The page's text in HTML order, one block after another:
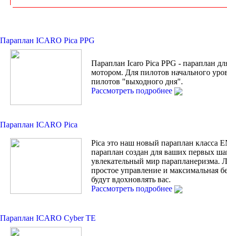
Параплан ICARO Pica PPG
Параплан Icaro Pica PPG - параплан
мотором. Для пилотов начального
пилотов "выходного дня".
Рассмотреть подробнее
Параплан ICARO Pica
Pica это наш новый параплан класса
параплан создан для ваших первых
увлекательный мир парапланеризма.
простое управление и максимальная
будут вдохновлять вас.
Рассмотреть подробнее
Параплан ICARO Cyber TE